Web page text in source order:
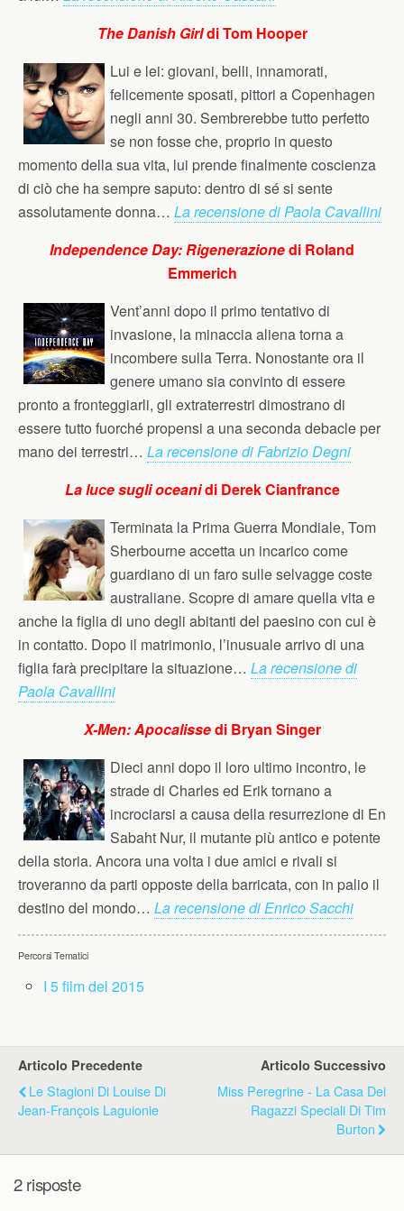
The Danish Girldi Tom Hooper
Lui e lei: giovani, belli, innamorati,
felicemente sposati, pittori a Copenhagen
negli anni 30. Sembrerebbe tutto perfetto
se non fosse che, proprio in questo
momento della sua vita, lui prende finalmente coscienza
di ciò che ha sempre saputo: dentro di sé si sente
assolutamente donna… La recensione di Paola Cavallini
Independence Day: Rigenerazionedi Roland
Emmerich
Vent’anni dopo il primo tentativo di
invasione, la minaccia aliena torna a
incombere sulla Terra. Nonostante ora il
genere umano sia convinto di essere
pronto a fronteggiarli, gli extraterrestri dimostrano di
essere tutto fuorché propensi a una seconda debacle per
mano dei terrestri… La recensione di Fabrizio Degni
La luce sugli oceanidi Derek Cianfrance
Terminata la Prima Guerra Mondiale, Tom
Sherbourne accetta un incarico come
guardiano di un faro sulle selvagge coste
australiane. Scopre di amare quella vita e
anche la figlia di uno degli abitanti del paesino con cui è
in contatto. Dopo il matrimonio, l’inusuale arrivo di una
figlia farà precipitare la situazione… La recensione di
Paola Cavallini
X-Men: Apocalissedi Bryan Singer
Dieci anni dopo il loro ultimo incontro, le
strade di Charles ed Erik tornano a
incrociarsi a causa della resurrezione di En
Sabaht Nur, il mutante più antico e potente
della storia. Ancora una volta i due amici e rivali si
troveranno da parti opposte della barricata, con in palio il
destino del mondo… La recensione di Enrico Sacchi
Percorsi Tematici
I 5 film del 2015
Articolo Precedente
Le Stagioni Di Louise Di
Jean-François Laguionie
Articolo Successivo
Miss Peregrine - La Casa Dei
Ragazzi Speciali Di Tim
Burton
2 risposte